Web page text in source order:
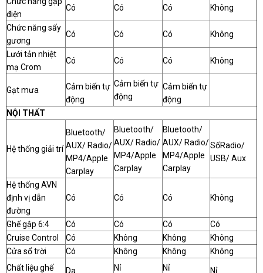
điện
Có Có Có Không
Chức năng sấy
gương
Có Có Có Không
Lưới tản nhiệt
mạ Crom
Có Có Có Không
Gạt mưa
Cảm biến tự
động
Cảm biến tự
động
Cảm biến tự
động
NỘI THẤT
Hệ thống giải trí
Bluetooth/
AUX/ Radio/
MP4/Apple
Carplay
Bluetooth/
AUX/ Radio/
MP4/Apple
Carplay
Bluetooth/
AUX/ Radio/
MP4/Apple
Carplay
SốRadio/
USB/ Aux
Hệ thống AVN
định vị dẫn
đường
Có Có Có Không
Ghế gập 6:4 Có Có Có
Có
Cruise Control
Có Không Không
Không
Cửa sổ trời
Có Không Không
Không
Chất liệu ghế
Da Nỉ Nỉ
Nỉ